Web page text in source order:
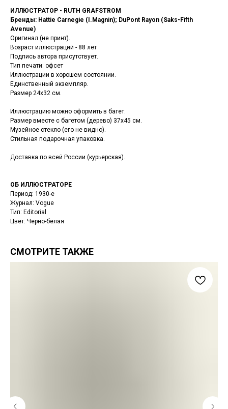
ИЛЛЮСТРАТОР - RUTH GRAFSTROM
Бренды: Hattie Carnegie (I.Magnin); DuPont Rayon (Saks-Fifth
Avenue)
Оригинал (не принт).
Возраст иллюстраций - 88 лет
Подпись автора присутствует.
Тип печати: офсет
Иллюстрации в хорошем состоянии.
Единственный экземпляр.
Размер 24х32 см.
Иллюстрацию можно оформить в багет.
Размер вместе с багетом (дерево) 37х45 см.
Музейное стекло (его не видно).
Стильная подарочная упаковка.
Доставка по всей России (курьерская).
ОБ ИЛЛЮСТРАТОРЕ
Период: 1930-е
Журнал: Vogue
Тип: Editorial
Цвет: Черно-белая
СМОТРИТЕ ТАКЖЕ